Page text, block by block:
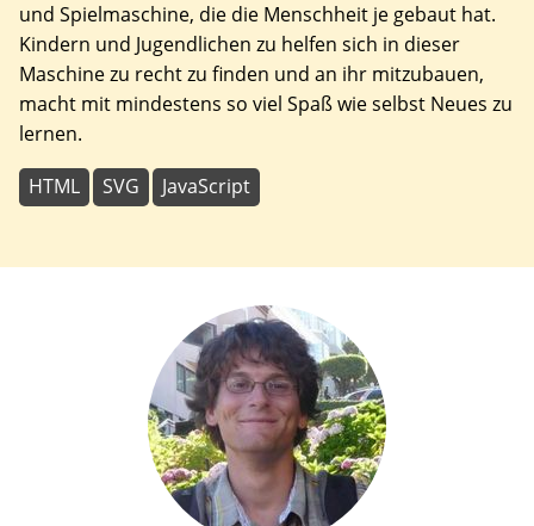
und Spielmaschine, die die Menschheit je gebaut hat.
Kindern und Jugendlichen zu helfen sich in dieser
Maschine zu recht zu finden und an ihr mitzubauen,
macht mit mindestens so viel Spaß wie selbst Neues zu
lernen.
HTML SVG JavaScript